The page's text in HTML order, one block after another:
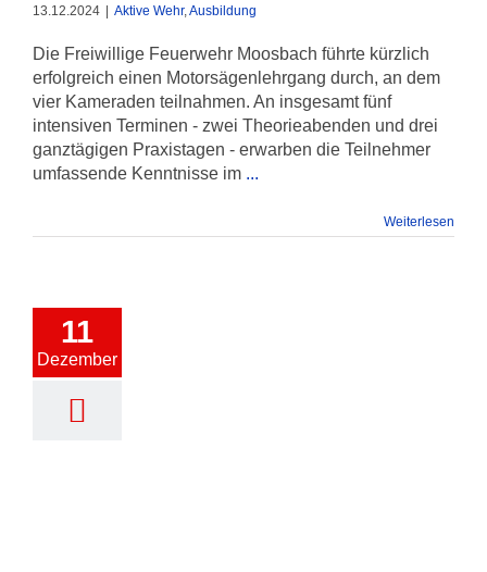
13.12.2024 Aktive Wehr,Ausbildung
Die Freiwillige Feuerwehr Moosbach führte kürzlich
erfolgreich einen Motorsägenlehrgang durch, an dem
vier Kameraden teilnahmen. An insgesamt fünf
intensiven Terminen - zwei Theorieabenden und drei
ganztägigen Praxistagen - erwarben die Teilnehmer
umfassende Kenntnisse im ...
Weiterlesen
11
Dezember